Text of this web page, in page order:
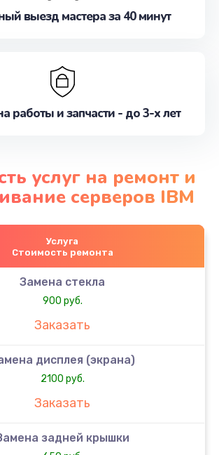
выезд мастера за 40 минут
работы и запчасти - до 3-х лет
услуг на ремонт и
серверов IBM
Услуга
Стоимость ремонта
Замена стекла
900 руб.
Заказать
дисплея (экрана)
2100 руб.
Заказать
задней крышки